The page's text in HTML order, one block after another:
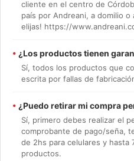
cliente en el centro de
país por Andreani, a domilio
elijas! https://
• ¿Los productos tienen
Sí, todos los productos que
escrita por fallas de
• ¿Puedo retirar mi compra
Sí, primero debes realizar el
comprobante de pago/seña,
de 2hs para celulares y hasta
productos.